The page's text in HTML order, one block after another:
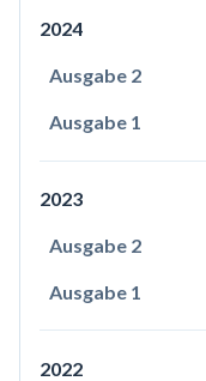
2024
Ausgabe 2
Ausgabe 1
2023
Ausgabe 2
Ausgabe 1
2022